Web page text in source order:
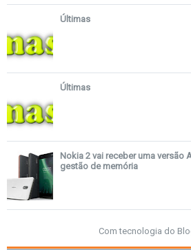
Últimas
Últimas
Nokia 2 vai receber uma versão
gestão de memória
Com tecnologia do